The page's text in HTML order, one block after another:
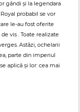
gândi și la legendara
probabil se vor
le-au fost oferite
vis . Toate realizate
Astăzi, ochelarii
parte din imperiul
aplică și lor: cea mai